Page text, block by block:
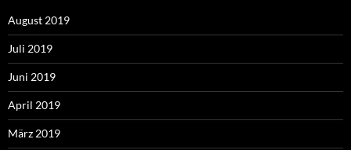
August 2019
Juli 2019
Juni 2019
April 2019
März 2019